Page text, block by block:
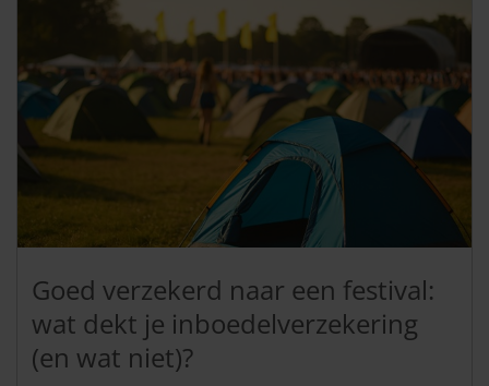
Goed verzekerd naar een festival:
wat dekt je inboedelverzekering
(en wat niet)?